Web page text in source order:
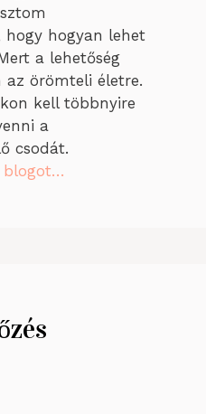
hogyan lehet
a lehetőség
örömteli életre.
kell többnyire
a
csodát.
blogot…